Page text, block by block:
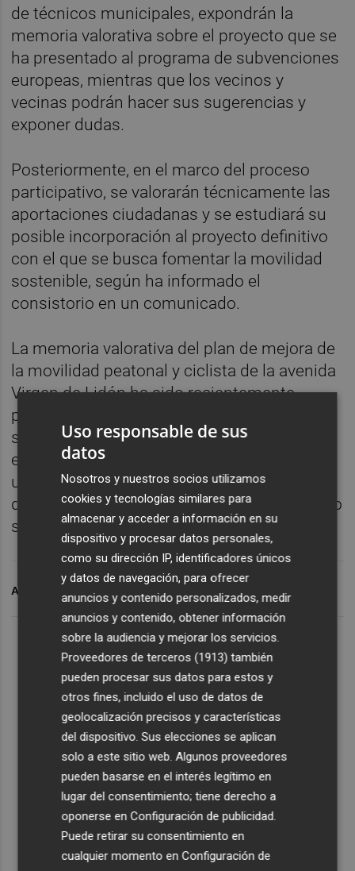
de técnicos municipales, expondrán la
memoria valorativa sobre el proyecto que se
ha presentado al programa de subvenciones
europeas, mientras que los vecinos y
vecinas podrán hacer sus sugerencias y
exponer dudas.
Posteriormente, en el marco del proceso
participativo, se valorarán técnicamente las
aportaciones ciudadanas y se estudiará su
posible incorporación al proyecto definitivo
con el que se busca fomentar la movilidad
sostenible, según ha informado el
consistorio en un comunicado.
La memoria valorativa del plan de mejora de
la movilidad peatonal y ciclista de la avenida
Virgen de Lidón ha sido recientemente
presentada a la convocatoria de
subvenciones a proyectos singulares de
entidades locales que favorezcan el paso a
una economía baja en carbono en el marco
del programa operativo Feder de crecimiento
sostenible 2014-2020.
ARCHIVADO EN AYUNTAMIENTO DE CASTELLÓ
Uso responsable de sus
datos
Nosotros y nuestros socios utilizamos
cookies y tecnologías similares para
almacenar y acceder a información en su
dispositivo y procesar datos personales,
como su dirección IP, identificadores únicos
y datos de navegación, para ofrecer
anuncios y contenido personalizados, medir
anuncios y contenido, obtener información
sobre la audiencia y mejorar los servicios.
Proveedores de terceros (1913) también
pueden procesar sus datos para estos y
otros fines, incluido el uso de datos de
geolocalización precisos y características
del dispositivo. Sus elecciones se aplican
solo a este sitio web. Algunos proveedores
pueden basarse en el interés legítimo en
lugar del consentimiento; tiene derecho a
oponerse enConfiguración de publicidad
Puede retirar su consentimiento en
cualquier momento enConfiguración de